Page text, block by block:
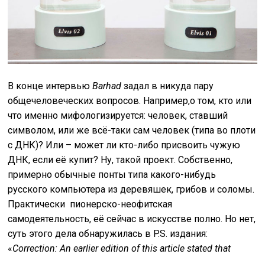
В конце интервьюBarhad задал в никуда пару
общечеловеческих вопросов. Например,о том, кто или
что именно мифологизируется: человек, ставший
символом, или же всё-таки сам человек (типа во плоти
с ДНК)? Или – может ли кто-либо присвоить чужую
ДНК, если её купит? Ну, такой проект. Собственно,
примерно обычные понты типа какого-нибудь
русского компьютера из деревяшек, грибов и соломы.
Практически пионерско-неофитская
самодеятельность, её сейчас в искусстве полно. Но нет,
суть этого дела обнаружилась в P.S. издания:
«Correction: An earlier edition of this article stated that